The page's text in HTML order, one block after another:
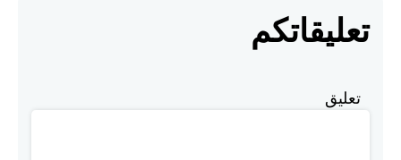
تعليقاتكم
تعليق